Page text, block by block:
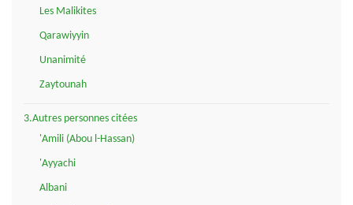
Les Malikites
Qarawiyyin
Unanimité
Zaytounah
3.Autres personnes citées
'Amili (Abou l-Hassan)
'Ayyachi
Albani